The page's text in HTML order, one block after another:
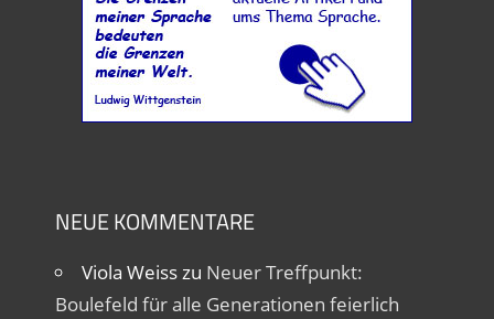
NEUE KOMMENTARE
Viola Weisszu Neuer Treffpunkt:
Boulefeld für alle Generationen feierlich